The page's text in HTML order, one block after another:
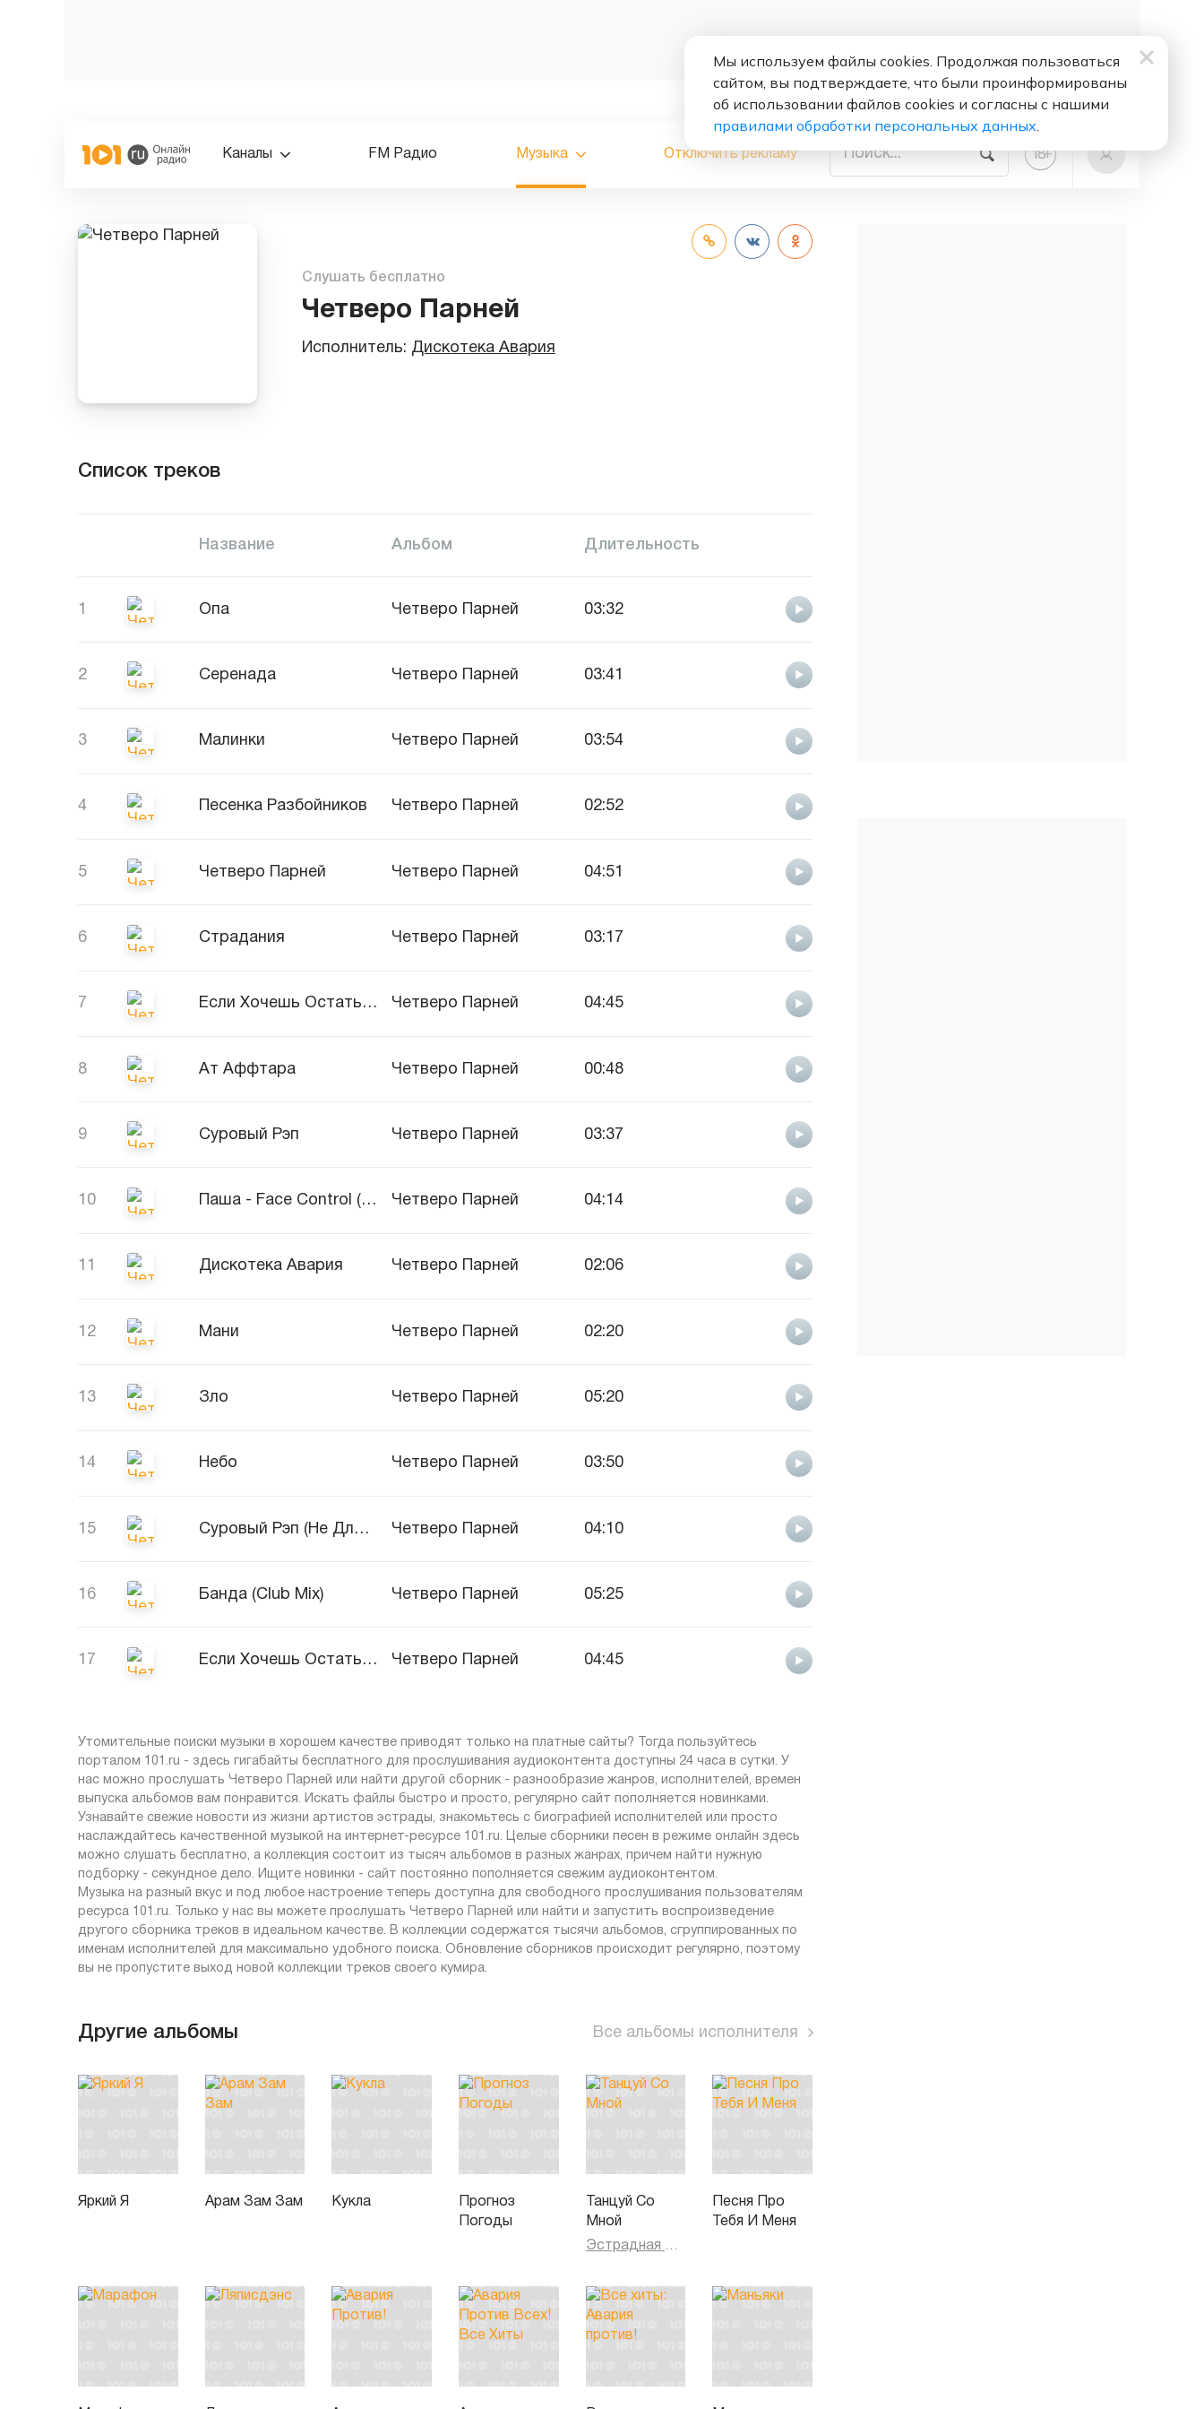
Каналы FM Радио Музыка Отключить рекламу 18+
Слушать бесплатно
Четверо Парней
Исполнитель: Дискотека Авария
Список треков
Название Альбом Длительность
1 Опа Четверо Парней 03:32
2 Серенада Четверо Парней 03:41
3 Малинки Четверо Парней 03:54
4 Песенка Разбойников Четверо Парней 02:52
5 Четверо Парней Четверо Парней 04:51
6 Страдания Четверо Парней 03:17
7 Если Хочешь Остаться Четверо Парней 04:45
8 Ат Аффтара Четверо Парней 00:48
9 Суровый Рэп Четверо Парней 03:37
10 Паша - Face Control (Remix) Четверо Парней 04:14
11 Дискотека Авария Четверо Парней 02:06
12 Мани Четверо Парней 02:20
13 Зло Четверо Парней 05:20
14 Небо Четверо Парней 03:50
15 Суровый Рэп (Не Для Слабаков Lukich Mix) Четверо Парней 04:10
16 Банда (Club Mix) Четверо Парней 05:25
17 Если Хочешь Остаться (Караоке) Четверо Парней 04:45
Утомительные поиски музыки в хорошем качестве приводят только на платные сайты? Тогда пользуйтесь
порталом 101.ru - здесь гигабайты бесплатного для прослушивания аудиоконтента доступны 24 часа в сутки. У
нас можно прослушать Четверо Парней или найти другой сборник - разнообразие жанров, исполнителей, времен
выпуска альбомов вам понравится. Искать файлы быстро и просто, регулярно сайт пополняется новинками.
Узнавайте свежие новости из жизни артистов эстрады, знакомьтесь с биографией исполнителей или просто
наслаждайтесь качественной музыкой на интернет-ресурсе 101.ru. Целые сборники песен в режиме онлайн здесь
можно слушать бесплатно, а коллекция состоит из тысяч альбомов в разных жанрах, причем найти нужную
подборку - секундное дело. Ищите новинки - сайт постоянно пополняется свежим аудиоконтентом.
Музыка на разный вкус и под любое настроение теперь доступна для свободного прослушивания пользователям
ресурса 101.ru. Только у нас вы можете прослушать Четверо Парней или найти и запустить воспроизведение
другого сборника треков в идеальном качестве. В коллекции содержатся тысячи альбомов, сгруппированных по
именам исполнителей для максимально удобного поиска. Обновление сборников происходит регулярно, поэтому
вы не пропустите выход новой коллекции треков своего кумира.
Другие альбомы Все альбомы исполнителя
Яркий Я Арам Зам Зам Кукла
Прогноз
Погоды
Танцуй Со
Мной
Эстрадная музыка
Песня Про
Тебя И Меня
Мы используем файлы cookies. Продолжая пользоваться
сайтом, вы подтверждаете, что были проинформированы
об использовании файлов cookies и согласны с нашими
правилами обработки персональных данных.